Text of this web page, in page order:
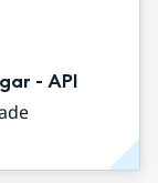
- API